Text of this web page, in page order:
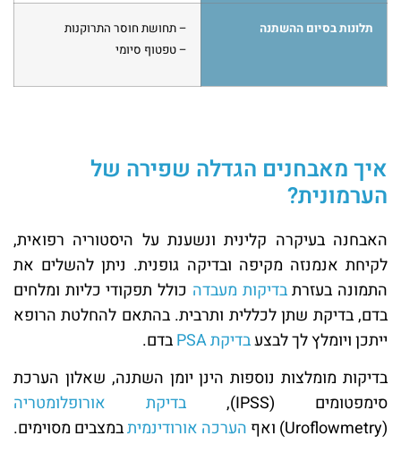
תלונות בסיום ההשתנה
– תחושת חוסר התרוקנות
– טפטוף סיומי
איך מאבחנים הגדלה שפירה של
הערמונית?
האבחנה בעיקרה קלינית ונשענת על היסטוריה רפואית,
לקיחת אנמנזה מקיפה ובדיקה גופנית. ניתן להשלים את
התמונה בעזרתבדיקות מעבדה כולל תפקודי כליות ומלחים
בדם, בדיקת שתן לכללית ותרבית. בהתאם להחלטת הרופא
ייתכן ויומלץ לך לבצעבדיקת PSA
בדם.
בדיקות מומלצות נוספות הינן יומן השתנה, שאלון הערכת
סימפטומים (IPSS),
בדיקת אורופלומטריה
(Uroflowmetry) ואף
הערכה אורודינמיתבמצבים מסוימים.